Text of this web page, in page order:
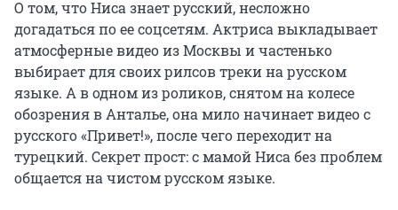
О том, что Ниса знает русский, несложно
догадаться по ее соцсетям. Актриса выкладывает
атмосферные видео из Москвы и частенько
выбирает для своих рилсов треки на русском
языке. А в одном из роликов, снятом на колесе
обозрения в Анталье, она мило начинает видео с
русского «Привет!», после чего переходит на
турецкий. Секрет прост: с мамой Ниса без проблем
общается на чистом русском языке.